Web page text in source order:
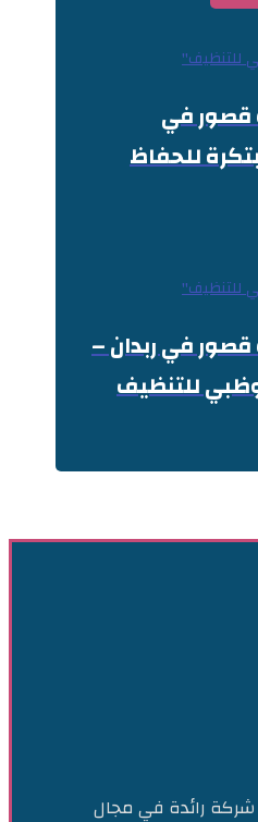
في
طرق مبتكرة للحفاظ
في ربدان –
رائدة في مجال